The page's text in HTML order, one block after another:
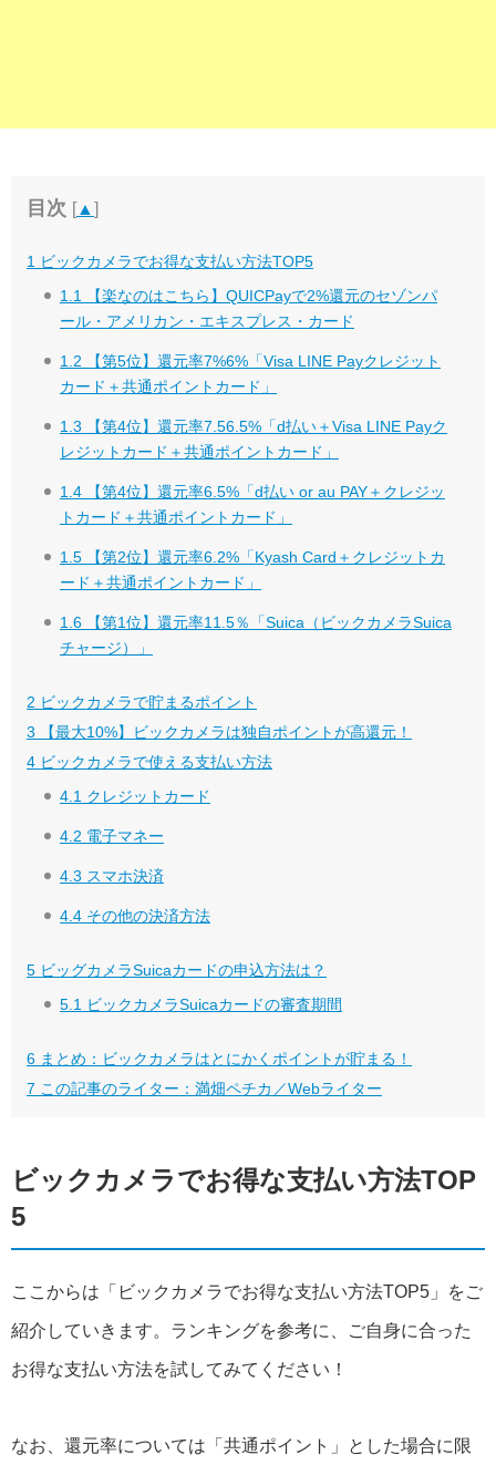
目次 [▲ ]
1 ビックカメラでお得な支払い方法TOP5
1.1 【楽なのはこちら】QUICPayで2%還元のセゾンパ
ール・アメリカン・エキスプレス・カード
1.2 【第5位】還元率7%6%「Visa LINE Payクレジット
カード＋共通ポイントカード」
1.3 【第4位】還元率7.56.5%「d払い＋Visa LINE Payク
レジットカード＋共通ポイントカード」
1.4 【第4位】還元率6.5%「d払い or au PAY＋クレジッ
トカード＋共通ポイントカード」
1.5 【第2位】還元率6.2%「Kyash Card＋クレジットカ
ード＋共通ポイントカード」
1.6 【第1位】還元率11.5％「Suica（ビックカメラSuica
チャージ）」
2 ビックカメラで貯まるポイント
3 【最大10%】ビックカメラは独自ポイントが高還元！
4 ビックカメラで使える支払い方法
4.1 クレジットカード
4.2 電子マネー
4.3 スマホ決済
4.4 その他の決済方法
5 ビッグカメラSuicaカードの申込方法は？
5.1 ビックカメラSuicaカードの審査期間
6 まとめ：ビックカメラはとにかくポイントが貯まる！
7 この記事のライター：満畑ペチカ／Webライター
ビックカメラでお得な支払い方法TOP
5
ここからは「ビックカメラでお得な支払い方法TOP5」をご
紹介していきます。ランキングを参考に、ご自身に合った
お得な支払い方法を試してみてください！
なお、還元率については「共通ポイント」とした場合に限